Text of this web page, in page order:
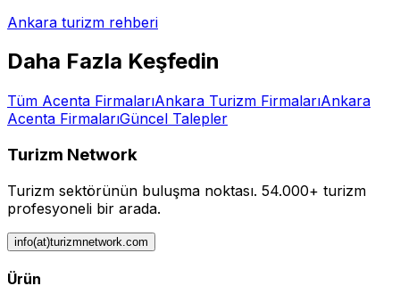
Ankara turizm rehberi
Daha Fazla Keşfedin
Tüm Acenta FirmalarıAnkara Turizm FirmalarıAnkara
Acenta FirmalarıGüncel Talepler
Turizm Network
Turizm sektörünün buluşma noktası. 54.000+ turizm
profesyoneli bir arada.
info(at)turizmnetwork.com
Ürün